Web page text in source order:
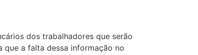
dos trabalhadores que serão
que a falta dessa informação no